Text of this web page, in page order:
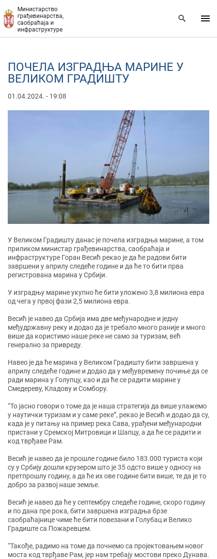
Министарство
грађевинарства,
саобраћаја и
инфраструктуре
ПОЧЕЛА ИЗГРАДЊА МАРИНЕ У
ВЕЛИКОМ ГРАДИШТУ
01.04.2024. - 19:08
У Великом Градишту данас је почела изградња марине, а том
приликом министар грађевинарства, саобраћаја и
инфраструктуре Горан Весић рекао је да ће радови бити
завршени у априлу следеће године и да ће то бити прва
регистрована марина у Србији.
У изградњу марине укупно ће бити уложено 3,8 милиона евра
од чега у првој фази 2,5 милиона евра.
Весић је навео да Србија има две међународне и једну
међудржавну реку и додао да је требало много раније и много
више да користимо наше реке не само за туризам, већ
генерално за привреду.
Навео је да ће марина у Великом Градишту бити завршена у
априлу следеће године и додао да у међувремену почиње да се
ради марина у Голупцу, као и да ће се радити марине у
Смедереву, Кладову и Сомбору.
“То јасно говори о томе да је наша стратегија да више улажемо
у наутички туризам и у саме реке”, рекао је Весић и додао да су,
када је у питању на пример река Сава, урађени међународни
пристани у Сремској Митровици и Шапцу, а да ће се радити и
код тврђаве Рам.
Весић је навео да је прошле године било 183.000 туриста који
су у Србију дошли крузером што је 35 одсто више у односу на
претпрошлу годину, а да ће их ове године бити више, те да је то
добро за развој наше земље.
Весић је навео да ће у септембру следеће године, скоро годину
и по дана пре рока, бити завршена изградња брзе
саобраћајнице чиме ће бити повезани и Голубац и Велико
Градиште са Пожаревцем.
“Такође, радимо на томе да почнемо са пројектовањем новог
моста код тврђаве Рам, јер нам требају мостови преко Дунава.